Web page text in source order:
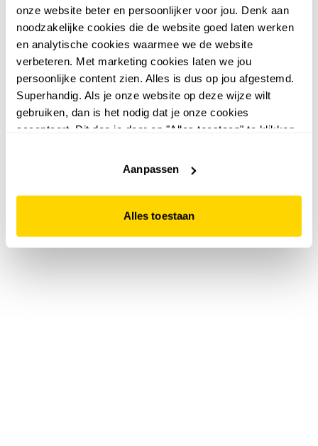
onze website beter en persoonlijker voor jou. Denk aan
noodzakelijke cookies die de website goed laten werken
en analytische cookies waarmee we de website
verbeteren. Met marketing cookies laten we jou
persoonlijke content zien. Alles is dus op jou afgestemd.
Superhandig. Als je onze website op deze wijze wilt
gebruiken, dan is het nodig dat je onze cookies
accepteert. Dit doe je door op "Alles toestaan" te klikken.
website niet optimaal functioneert.
Aanpassen
Alles toestaan